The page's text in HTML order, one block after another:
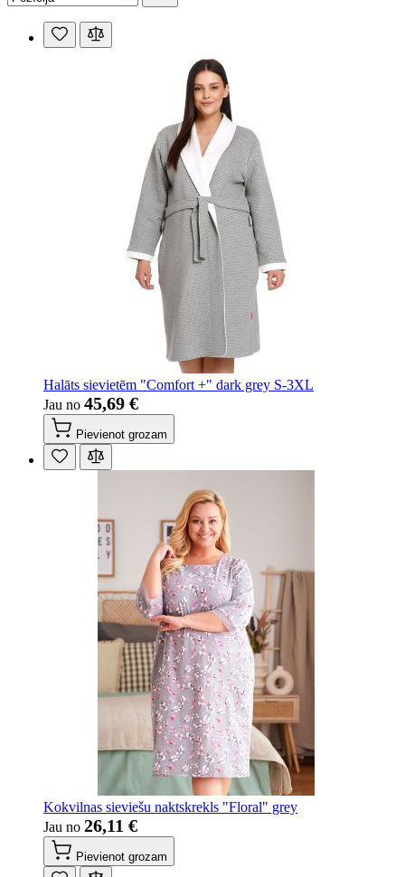
Halāts sievietēm "Comfort +" dark grey S-3XL
Jau no 45,69 €
Pievienot grozam
Kokvilnas sieviešu naktskrekls "Floral" grey
Jau no 26,11 €
Pievienot grozam